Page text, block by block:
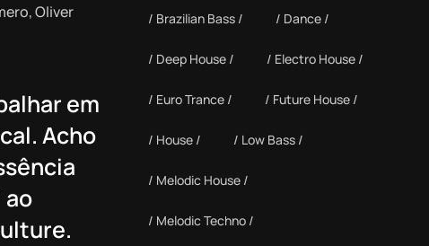
Oliver
em
Acho
ao
Brazilian Bass Dance
Deep House Electro House
Euro Trance Future House
House Low Bass
Melodic House
Melodic Techno